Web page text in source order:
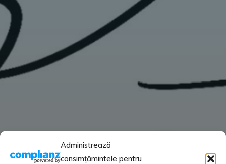
Administrează
consimțămintele pentru